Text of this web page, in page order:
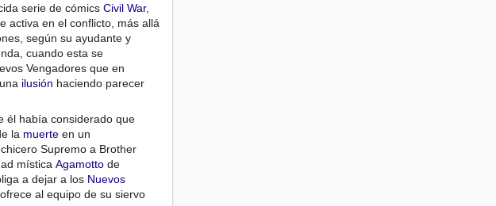
serie de cómics Civil War,
activa en el conflicto, más allá
según su ayudante y
cuando esta se
Vengadores que en
ilusión haciendo parecer
él había considerado que
la muerte en un
Supremo a Brother
mística Agamotto de
a dejar a los Nuevos
al equipo de su siervo